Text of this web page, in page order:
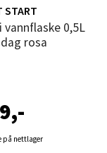
START
rosa
på nettlager